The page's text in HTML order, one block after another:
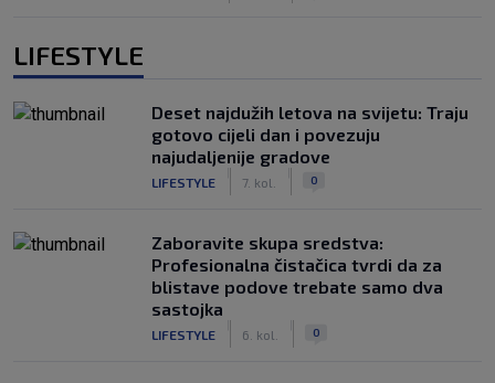
LIFESTYLE
Deset najdužih letova na svijetu: Traju
gotovo cijeli dan i povezuju
najudaljenije gradove
LIFESTYLE 7. kol. 0
Zaboravite skupa sredstva:
Profesionalna čistačica tvrdi da za
blistave podove trebate samo dva
sastojka
LIFESTYLE 6. kol. 0